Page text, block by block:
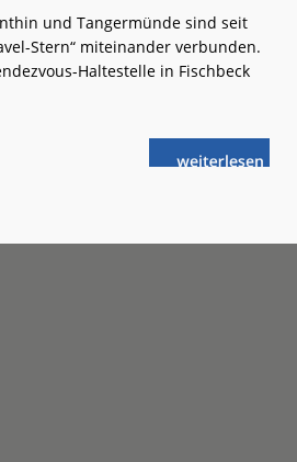
und Tangermünde sind seit
Stern“ miteinander verbunden.
Haltestelle in Fischbeck
weiterlese
nBus-